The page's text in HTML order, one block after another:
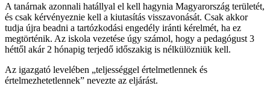
A tanárnak azonnali hatállyal el kell hagynia Magyarország területét,
és csak kérvényeznie kell a kiutasítás visszavonását. Csak akkor
tudja újra beadni a tartózkodási engedély iránti kérelmét, ha ez
megtörténik. Az iskola vezetése úgy számol, hogy a pedagógust 3
héttől akár 2 hónapig terjedő időszakig is nélkülözniük kell.
Az igazgató levelében „teljességgel értelmetlennek és
értelmezhetetlennek” nevezte az eljárást.